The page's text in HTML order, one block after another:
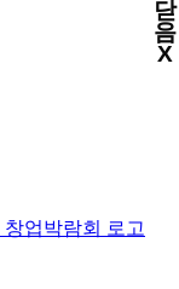
X
X
X
X
닫
음
X